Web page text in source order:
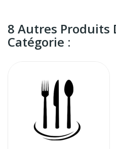
8 Autres Produits
Catégorie :